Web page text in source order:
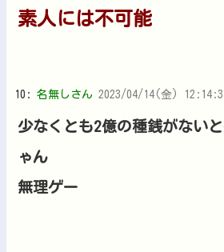
素人には不可能
10: 名無しさん 2023/04/14(金)
少なくとも2億の種銭がない
ゃん
無理ゲー